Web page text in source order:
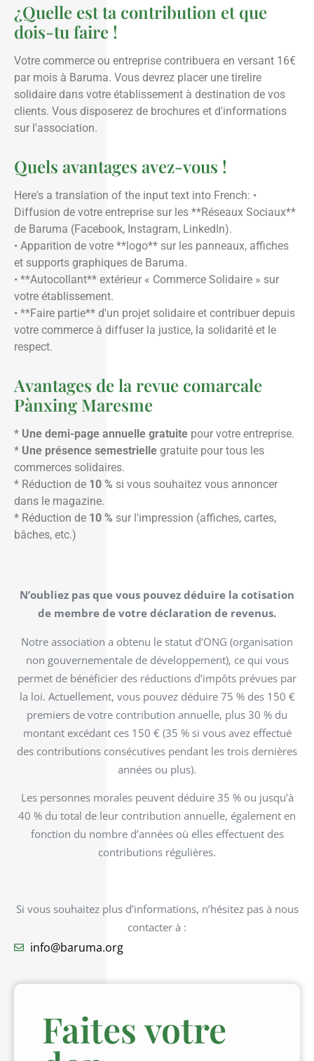
¿Quelle est ta contribution et que
dois-tu faire !
Votre commerce ou entreprise contribuera en versant 16€
par mois à Baruma. Vous devrez placer une tirelire
solidaire dans votre établissement à destination de vos
clients. Vous disposerez de brochures et d'informations
sur l'association.
Quels avantages avez-vous !
Here's a translation of the input text into French: •
Diffusion de votre entreprise sur les **Réseaux Sociaux**
de Baruma (Facebook, Instagram, LinkedIn).
• Apparition de votre **logo** sur les panneaux, affiches
et supports graphiques de Baruma.
• **Autocollant** extérieur « Commerce Solidaire » sur
votre établissement.
• **Faire partie** d'un projet solidaire et contribuer depuis
votre commerce à diffuser la justice, la solidarité et le
respect.
Avantages de la revue comarcale
Pànxing Maresme
* Une demi-page annuelle gratuite pour votre entreprise.
* Une présence semestrielle gratuite pour tous les
commerces solidaires.
* Réduction de 10 % si vous souhaitez vous annoncer
dans le magazine.
* Réduction de 10 % sur l'impression (affiches, cartes,
bâches, etc.)
N’oubliez pas que vous pouvez déduire la cotisation
de membre de votre déclaration de revenus.
Notre association a obtenu le statut d’ONG (organisation
non gouvernementale de développement), ce qui vous
permet de bénéficier des réductions d’impôts prévues par
la loi. Actuellement, vous pouvez déduire 75 % des 150 €
premiers de votre contribution annuelle, plus 30 % du
montant excédant ces 150 € (35 % si vous avez effectué
des contributions consécutives pendant les trois dernières
années ou plus).
Les personnes morales peuvent déduire 35 % ou jusqu’à
40 % du total de leur contribution annuelle, également en
fonction du nombre d’années où elles effectuent des
contributions régulières.
Si vous souhaitez plus d’informations, n’hésitez pas à nous
contacter à :
info@baruma.org
Faites votre